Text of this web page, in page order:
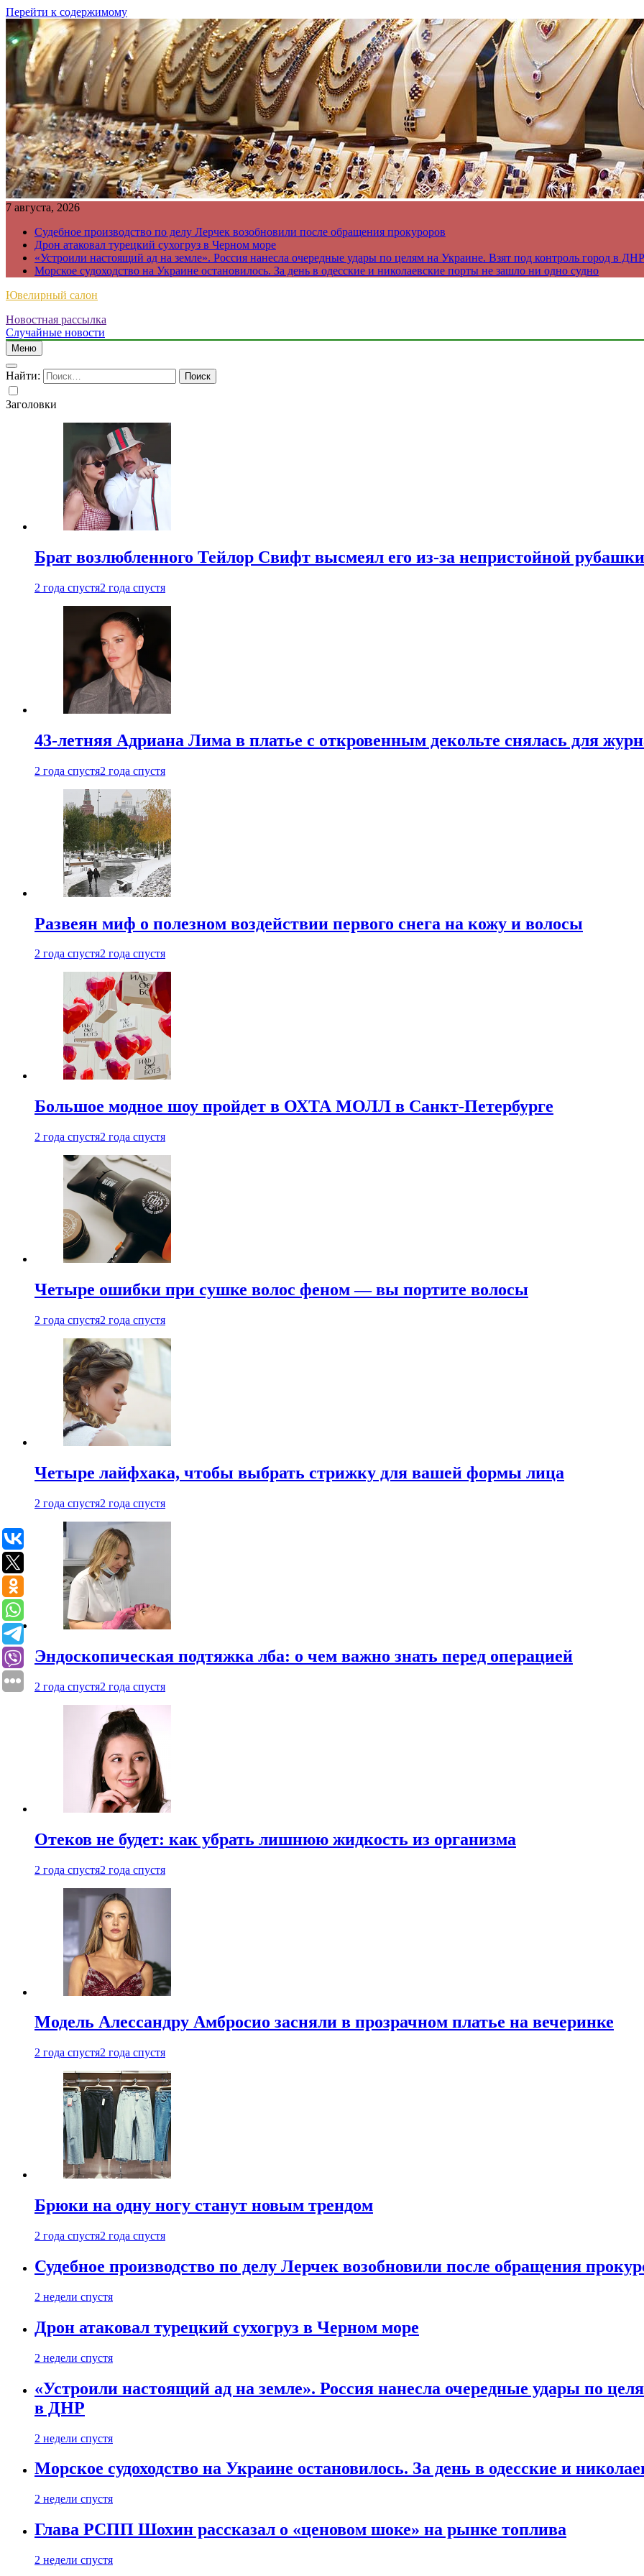
Перейти к содержимому
7 августа, 2026
Судебное производство по делу Лерчек возобновили после обращения прокуроров
Дрон атаковал турецкий сухогруз в Черном море
«Устроили настоящий ад на земле». Россия нанесла очередные удары по целям на Украине. Взят под контроль город в ДНР
Морское судоходство на Украине остановилось. За день в одесские и николаевские порты не зашло ни одно судно
Ювелирный салон
Новостная рассылка
Случайные новости
Меню
Найти:
Заголовки
Брат возлюбленного Тейлор Свифт высмеял его из-за непристойной
2 года спустя2 года спустя
43-летняя Адриана Лима в платье с откровенным декольте снялась для
2 года спустя2 года спустя
Развеян миф о полезном воздействии первого снега на кожу и волосы
2 года спустя2 года спустя
Большое модное шоу пройдет в ОХТА МОЛЛ в Санкт-Петербурге
2 года спустя2 года спустя
Четыре ошибки при сушке волос феном — вы портите волосы
2 года спустя2 года спустя
Четыре лайфхака, чтобы выбрать стрижку для вашей формы лица
2 года спустя2 года спустя
Эндоскопическая подтяжка лба: о чем важно знать перед операцией
2 года спустя2 года спустя
Отеков не будет: как убрать лишнюю жидкость из организма
2 года спустя2 года спустя
Модель Алессандру Амбросио засняли в прозрачном платье на вечеринке
2 года спустя2 года спустя
Брюки на одну ногу станут новым трендом
2 года спустя2 года спустя
Судебное производство по делу Лерчек возобновили после обращения
2 недели спустя
Дрон атаковал турецкий сухогруз в Черном море
2 недели спустя
«Устроили настоящий ад на земле». Россия нанесла очередные удары по
в ДНР
2 недели спустя
Морское судоходство на Украине остановилось. За день в одесские и
2 недели спустя
Глава РСПП Шохин рассказал о «ценовом шоке» на рынке топлива
2 недели спустя